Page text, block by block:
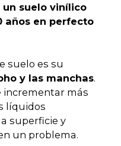
un suelo vinílico
años en perfecto
suelo es su
y las manchas.
incrementar más
líquidos
superficie y
un problema.